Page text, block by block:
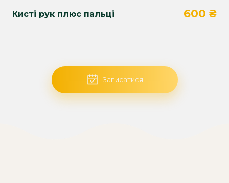
Кисті рук плюс пальці 600 ₴
Записатися